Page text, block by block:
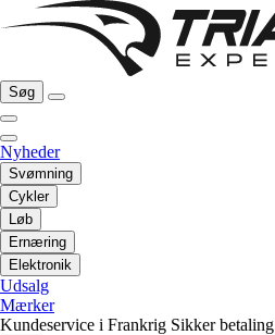
Søg
Nyheder
Svømning
Cykler
Løb
Ernæring
Elektronik
Udsalg
Mærker
Kundeservice i Frankrig Sikker betaling